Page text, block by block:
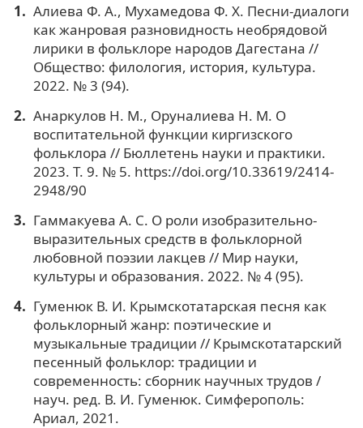
Алиева Ф. А., Мухамедова Ф. Х. Песни-диалоги
как жанровая разновидность необрядовой
лирики в фольклоре народов Дагестана //
Общество: филология, история, культура.
2022. № 3 (94).
Анаркулов Н. М., Оруналиева Н. М. О
воспитательной функции киргизского
фольклора // Бюллетень науки и практики.
2023. Т. 9. № 5. https://doi.org/10.33619/2414-
2948/90
Гаммакуева А. С. О роли изобразительно-
выразительных средств в фольклорной
любовной поэзии лакцев // Мир науки,
культуры и образования. 2022. № 4 (95).
Гуменюк В. И. Крымскотатарская песня как
фольклорный жанр: поэтические и
музыкальные традиции // Крымскотатарский
песенный фольклор: традиции и
современность: сборник научных трудов /
науч. ред. В. И. Гуменюк. Симферополь:
Ариал, 2021.